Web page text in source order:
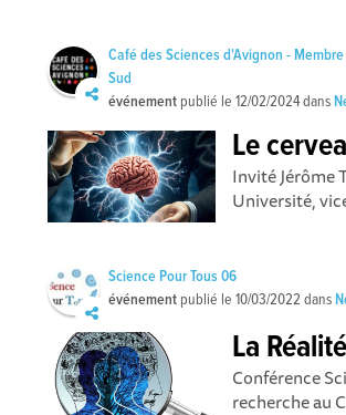
Café des Sciences d'Avignon -
Sud
événement publié le12/02/2024dans
Le
Invité Jérôme
Université,
Science Pour Tous 06
événement publié le10/03/2022 dans
La
Conférence
recherche au